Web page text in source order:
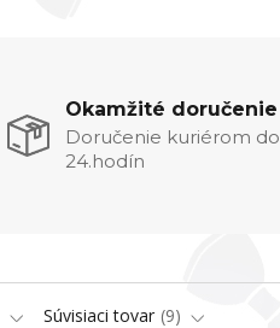
Okamžité doručenie
Doručenie kuriérom do
24.hodín
Súvisiaci tovar 9